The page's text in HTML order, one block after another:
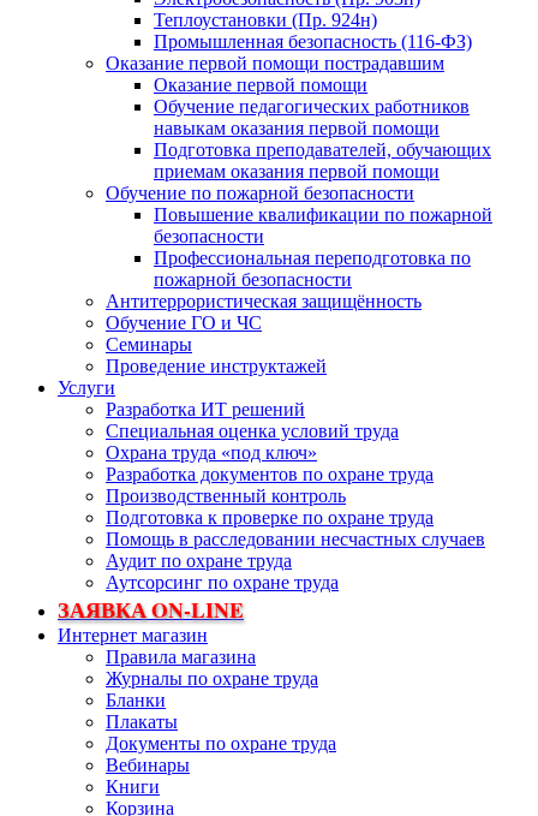
Теплоустановки (Пр. 924н)
Промышленная безопасность (116-ФЗ)
Оказание первой помощи пострадавшим
Оказание первой помощи
Обучение педагогических работников
навыкам оказания первой помощи
Подготовка преподавателей, обучающих
приемам оказания первой помощи
Обучение по пожарной безопасности
Повышение квалификации по пожарной
безопасности
Профессиональная переподготовка по
пожарной безопасности
Антитеррористическая защищённость
Обучение ГО и ЧС
Семинары
Проведение инструктажей
Услуги
Разработка ИТ решений
Специальная оценка условий труда
Охрана труда «под ключ»
Разработка документов по охране труда
Производственный контроль
Подготовка к проверке по охране труда
Помощь в расследовании несчастных случаев
Аудит по охране труда
Аутсорсинг по охране труда
ЗАЯВКА ON-LINE
Интернет магазин
Правила магазина
Журналы по охране труда
Бланки
Плакаты
Документы по охране труда
Вебинары
Книги
Корзина